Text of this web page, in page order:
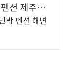
션 제주감
박 펜션 해변